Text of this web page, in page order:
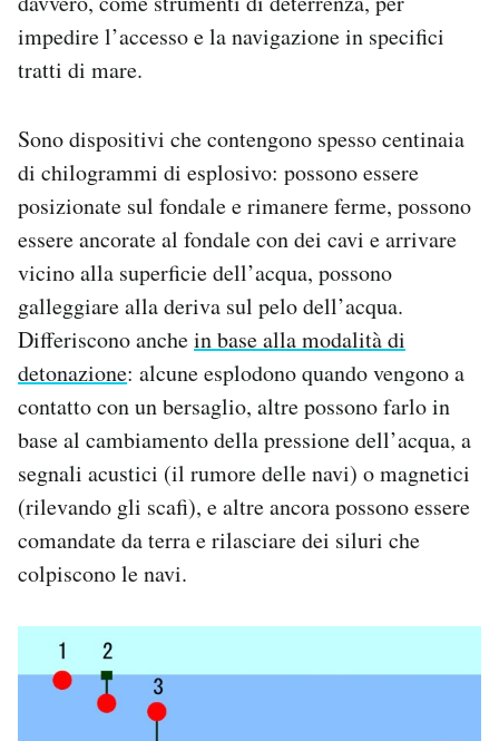
impedire l’accesso e la navigazione in specifici
tratti di mare.
Sono dispositivi che contengono spesso centinaia
di chilogrammi di esplosivo: possono essere
posizionate sul fondale e rimanere ferme, possono
essere ancorate al fondale con dei cavi e arrivare
vicino alla superficie dell’acqua, possono
galleggiare alla deriva sul pelo dell’acqua.
Differiscono anchein base alla modalità di
detonazione: alcune esplodono quando vengono a
contatto con un bersaglio, altre possono farlo in
base al cambiamento della pressione dell’acqua, a
segnali acustici (il rumore delle navi) o magnetici
(rilevando gli scafi), e altre ancora possono essere
comandate da terra e rilasciare dei siluri che
colpiscono le navi.